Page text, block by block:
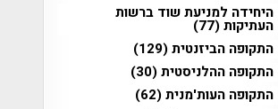
היחידה למניעת שוד ברשות
העתיקות(77)
התקופה הביזנטית(129)
התקופה ההלניסטית(30)
התקופה העות'מנית(62)